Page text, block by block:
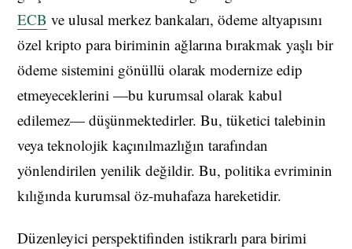
ECB ve ulusal merkez bankaları, ödeme altyapısını
özel kripto para biriminin ağlarına bırakmak yaşlı bir
ödeme sistemini gönüllü olarak modernize edip
etmeyeceklerini —bu kurumsal olarak kabul
edilemez— düşünmektedirler. Bu, tüketici talebinin
veya teknolojik kaçınılmazlığın tarafından
yönlendirilen yenilik değildir. Bu, politika evriminin
kılığında kurumsal öz-muhafaza hareketidir.
Düzenleyici perspektifinden istikrarlı para birimi